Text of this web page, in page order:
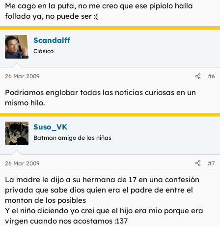
Me cago en la puta, no me creo que ese pipiolo halla
follado ya, no puede ser :(
Scandalff
Clásico
26 Mar 2009 #6
Podriamos englobar todas las noticias curiosas en un
mismo hilo.
Suso_VK
Batman amigo de las niñas
26 Mar 2009 #7
La madre le dijo a su hermana de 17 en una confesión
privada que sabe dios quien era el padre de entre el
monton de los posibles
Y el niño diciendo yo crei que el hijo era mio porque era
virgen cuando nos acostamos :137